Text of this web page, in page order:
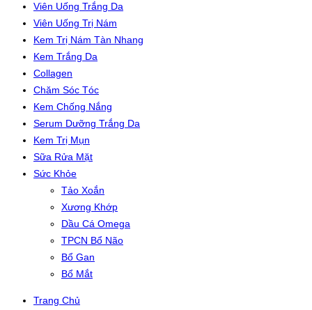
Viên Uống Trắng Da
Viên Uống Trị Nám
Kem Trị Nám Tàn Nhang
Kem Trắng Da
Collagen
Chăm Sóc Tóc
Kem Chống Nắng
Serum Dưỡng Trắng Da
Kem Trị Mụn
Sữa Rửa Mặt
Sức Khỏe
Tảo Xoắn
Xương Khớp
Dầu Cá Omega
TPCN Bổ Não
Bổ Gan
Bổ Mắt
Trang Chủ